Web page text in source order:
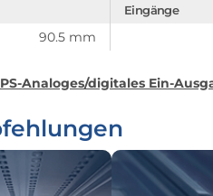
Eingänge
90.5 mm
Analoges/digitales Ein-